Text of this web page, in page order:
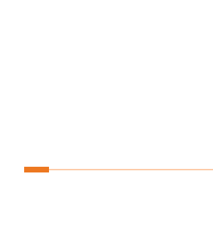
Darüber hinaus lernten wir hier im